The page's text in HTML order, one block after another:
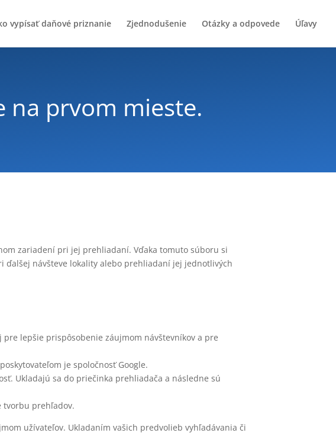
vypísať daňové priznanie Zjednodušenie Otázky a odpovede Úľavy
na prvom mieste.
zariadení pri jej prehliadaní. Vďaka tomuto súboru si
ďalšej návšteve lokality alebo prehliadaní jej jednotlivých
lepšie prispôsobenie záujmom návštevníkov a pre
je spoločnosť Google.
Ukladajú sa do priečinka prehliadača a následne sú
tvorbu prehľadov.
užívateľov. Ukladaním vašich predvolieb vyhľadávania či